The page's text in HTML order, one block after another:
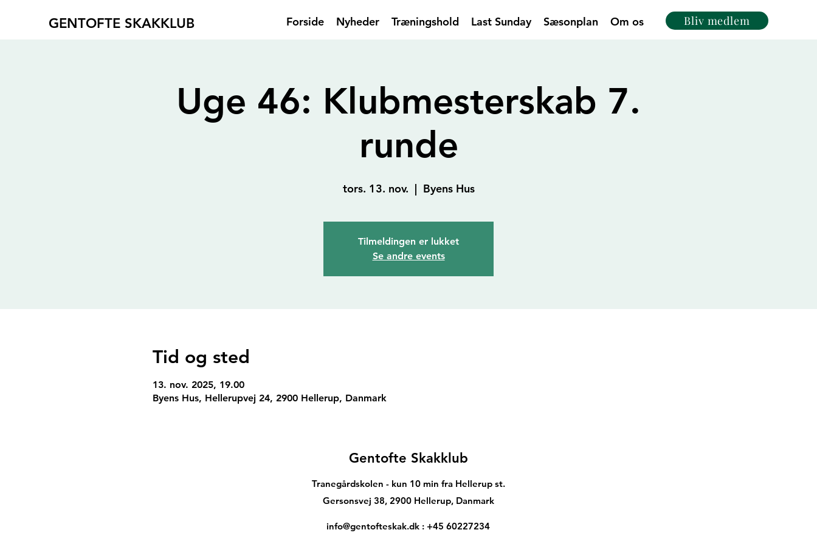
GENTOFTE SKAKKLUB Forside Nyheder Træningshold Last Sunday Sæsonplan Om os Bliv medlem
Uge 46: Klubmester­skab 7.
runde
tors. 13. nov.
  |
Byens Hus
Tilmeldingen er lukket
Se andre events
Tid og sted
13. nov. 2025, 19.00
Byens Hus, Hellerupvej 24, 2900 Hellerup, Danmark
Gentofte Skakklub
Tranegårdskolen - kun 10 min fra Hellerup st.
Gersonsvej 38, 2900 Hellerup, Danmark
info@gentofteskak.dk : +45 60227234